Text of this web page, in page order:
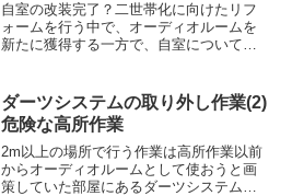
自室の改装完了？二世帯化に向けたリフ
ォームを行う中で、オーディオルームを
新たに獲得する一方で、自室については
ました。またAV機器を置いていた奥行き
のあるラックも取り外し...
ダーツシステムの取り外し作業(2)
危険な高所作業
2m以上の場所で行う作業は高所作業以前
からオーディオルームとして使おうと画
策していた部屋にあるダーツシステムを